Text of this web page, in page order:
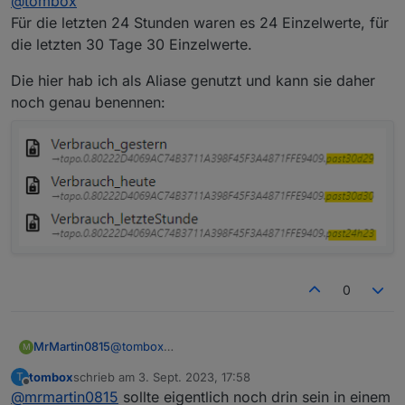
Für die letzten 24 Stunden waren es 24 Einzelwerte, für
die letzten 30 Tage 30 Einzelwerte.
Die hier hab ich als Aliase genutzt und kann sie daher
noch genau benennen:
0
M MrMartin0815@tombox
Einzelwerte, für die letzten 30 Tage 30
Einzelwerte.
Die hier hab ich als Aliase genutzt und kann sie
daher noch genau benennen:
T tomboxschrieb am 3. Sept. 2023, 17:58
zuletzt editiert von
@mrmartin0815 sollte eigentlich noch drin sein in einem